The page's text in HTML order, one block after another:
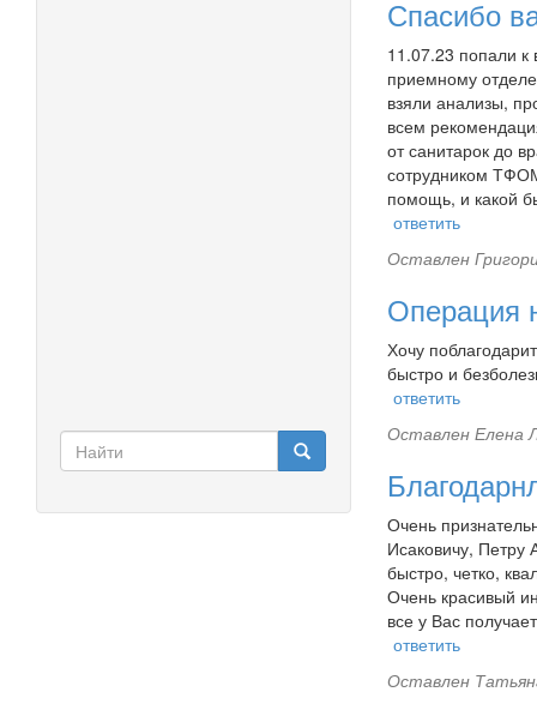
Форма
поиска
Спасибо
11.07.23 попали к
приемному
взяли анализы,
всем
от санитарок до
сотрудником
помощь, и какой
ответить
Оставлен
Операция
Хочу
быстро и
ответить
Оставлен Елена
Очень
Исаковичу, Петру
быстро, четко,
Очень красивый
все у Вас
ответить
Оставлен